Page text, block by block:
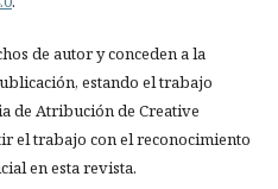
de autor y conceden a la
estando el trabajo
de Atribución de Creative
el trabajo con el reconocimiento
en esta revista.